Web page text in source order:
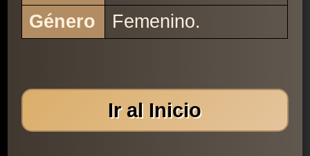
Género
Femenino.
Ir al Inicio